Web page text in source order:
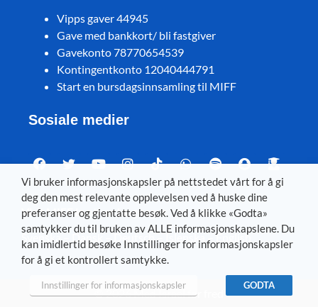
Vipps gaver 44945
Gave med bankkort/ bli fastgiver
Gavekonto 78770654539
Kontingentkonto 12040444791
Start en bursdagsinnsamling til MIFF
Sosiale medier
Visit MIFF in other languages
Svenska– Dansk – Deutsch– Íslenska –English
© 2026 Med Israel for fred
Vi bruker informasjonskapsler på nettstedet vårt for å gi
deg den mest relevante opplevelsen ved å huske dine
preferanser og gjentatte besøk. Ved å klikke «Godta»
samtykker du til bruken av ALLE informasjonskapslene. Du
kan imidlertid besøke Innstillinger for informasjonskapsler
for å gi et kontrollert samtykke.
Innstillinger for informasjonskapsler GODTA